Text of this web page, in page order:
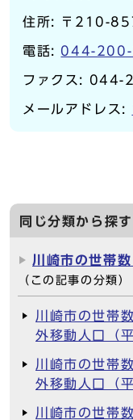
住所: 〒210-
電話: 044-
ファクス:
メールアドレス:
同じ分類から探す
川崎市の世帯
（この記事の分類）
川崎市の世帯
外移動人口（
川崎市の世帯
外移動人口（
川崎市の世帯